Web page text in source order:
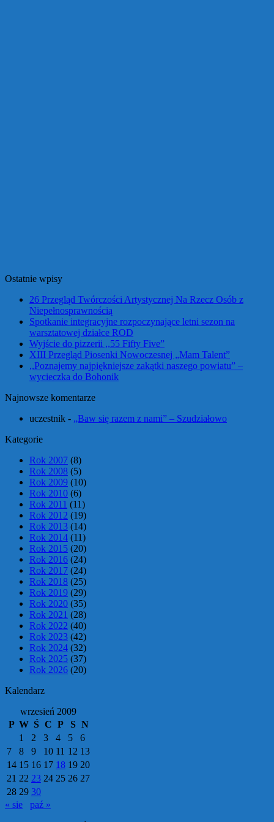
Ostatnie wpisy
26 Przegląd Twórczości Artystycznej Na Rzecz Osób z
Niepełnosprawnością
Spotkanie integracyjne rozpoczynające letni sezon na
warsztatowej działce ROD
Wyjście do pizzerii ,,55 Fifty Five”
XIII Przegląd Piosenki Nowoczesnej „Mam Talent”
,,Poznajemy najpiękniejsze zakątki naszego powiatu” –
wycieczka do Bohonik
Najnowsze komentarze
uczestnik - „Baw się razem z nami” – Szudziałowo
Kategorie
Rok 2007 (8)
Rok 2008 (5)
Rok 2009 (10)
Rok 2010 (6)
Rok 2011 (11)
Rok 2012 (19)
Rok 2013 (14)
Rok 2014 (11)
Rok 2015 (20)
Rok 2016 (24)
Rok 2017 (24)
Rok 2018 (25)
Rok 2019 (29)
Rok 2020 (35)
Rok 2021 (28)
Rok 2022 (40)
Rok 2023 (42)
Rok 2024 (32)
Rok 2025 (37)
Rok 2026 (20)
Kalendarz
wrzesień 2009
P W Ś C P S N
1
2 3 4 5
6
7
8 9 10 11 12 13
14 15 16 17 18 19 20
21 22 23 24 25 26 27
28 29 30
« sie
paź »